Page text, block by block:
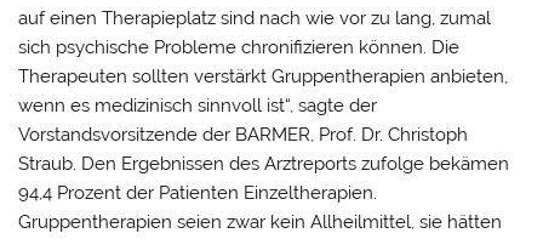
auf einen Therapieplatz sind nach wie vor zu lang, zumal
sich psychische Probleme chronifizieren können. Die
Therapeuten sollten verstärkt Gruppentherapien anbieten,
wenn es medizinisch sinnvoll ist“, sagte der
Vorstandsvorsitzende der BARMER, Prof. Dr. Christoph
Straub. Den Ergebnissen des Arztreports zufolge bekämen
94,4 Prozent der Patienten Einzeltherapien.
Gruppentherapien seien zwar kein Allheilmittel, sie hätten